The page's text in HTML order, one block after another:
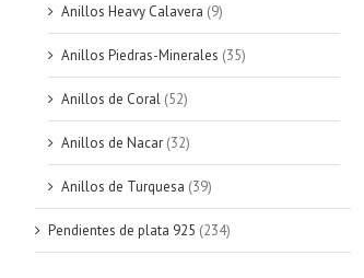
Anillos Heavy Calavera (9)
Anillos Piedras-Minerales (35)
Anillos de Coral (52)
Anillos de Nacar (32)
Anillos de Turquesa (39)
Pendientes de plata 925 (234)